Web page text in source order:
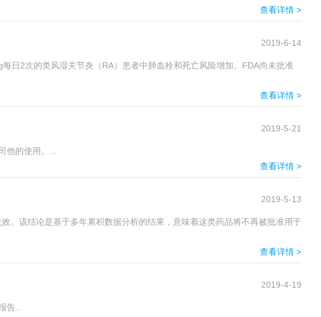
查看详情 >
2019-6-14
日2次的类风湿关节炎（RA）患者中肺血栓和死亡风险增加。FDA尚未批准
查看详情 >
2019-5-21
的使用。...
查看详情 >
2019-5-13
。该结论是基于多年累积数据分析的结果，意味着这类药品将不再被批准用于
查看详情 >
2019-4-19
告...